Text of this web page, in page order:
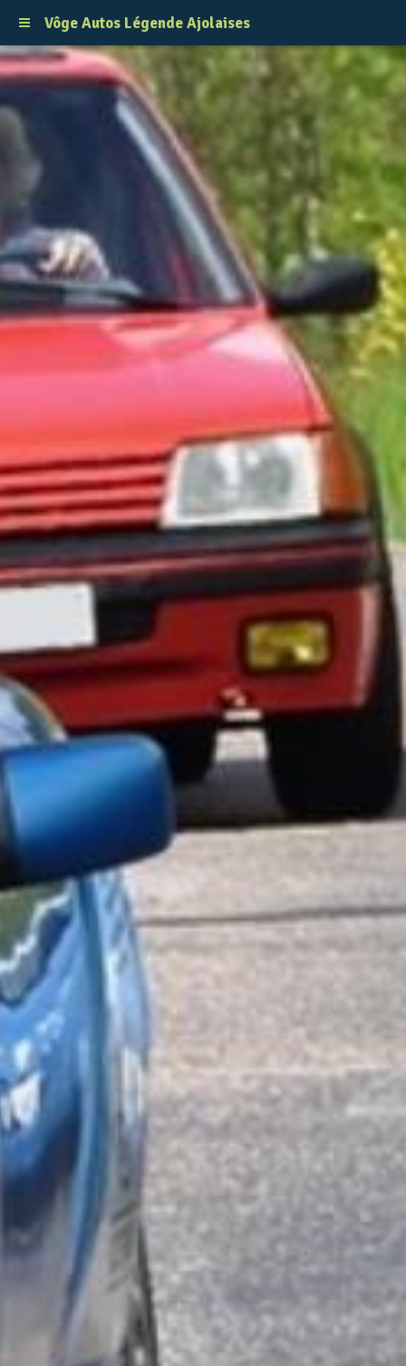
Vôge Autos Légende Ajolaises